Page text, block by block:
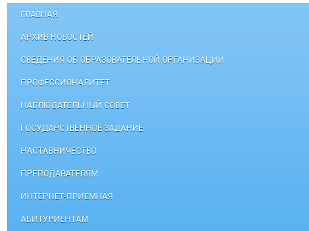
ГЛАВНАЯ
АРХИВ НОВОСТЕЙ
СВЕДЕНИЯ ОБ ОБРАЗОВАТЕЛЬНОЙ ОРГАНИЗАЦИИ
ПРОФЕССИОНАЛИТЕТ
НАБЛЮДАТЕЛЬНЫЙ СОВЕТ
ГОСУДАРСТВЕННОЕ ЗАДАНИЕ
НАСТАВНИЧЕСТВО
ПРЕПОДАВАТЕЛЯМ
ИНТЕРНЕТ-ПРИЕМНАЯ
АБИТУРИЕНТАМ